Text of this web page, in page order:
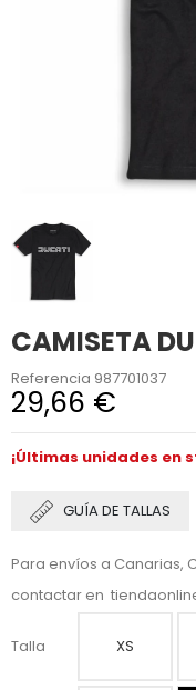
CAMISETA
Referencia 987701037
29,66 €
¡Últimas unidades en
GUÍA DE TALLAS
Para envíos a Canarias,
contactar en
Talla XS